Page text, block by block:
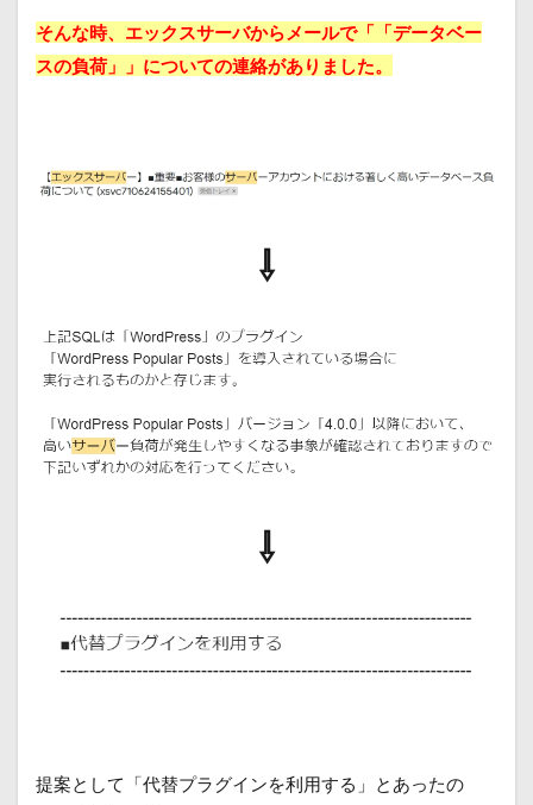
そんな時、エックスサーバからメールで「「データベー
スの負荷」」についての連絡がありました。
⇩
⇩
提案として「代替プラグインを利用する」とあったの